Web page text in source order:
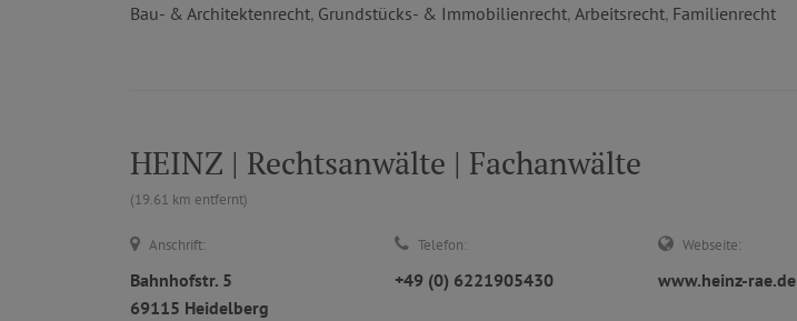
Bau- & Architektenrecht, Grundstücks- & Immobilienrecht, Arbeitsrecht, Familienrecht
HEINZ | Rechtsanwälte | Fachanwälte
(19.61 km entfernt)
Anschrift:
Bahnhofstr. 5
69115 Heidelberg
Telefon:
+49 (0) 6221905430
Webseite:
www.heinz-rae.de